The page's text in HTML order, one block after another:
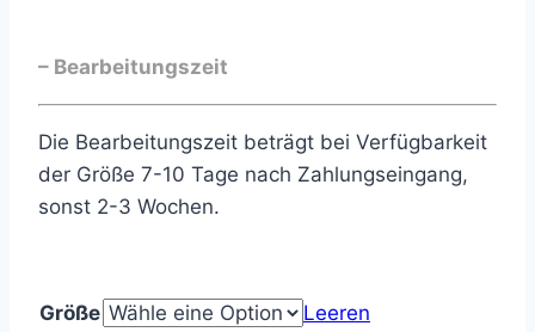
– Bearbeitungszeit
Die Bearbeitungszeit beträgt bei Verfügbarkeit
der Größe 7-10 Tage nach Zahlungseingang,
sonst 2-3 Wochen.
Größe
Leeren